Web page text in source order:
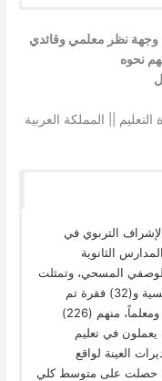
وجهة نظر معلمي وقائدي
نحوه
|| المملكة العربية
التربوي في
الثانوية
الوصفي المسحي، وتمثلت
الأداة في استبانة مكونة من (3) مجالات رئيسية و(32) فقرة تم
تطبيقها على عينة بلغت (282) قائد مدرسة ومعلماً، منهم (226)
يعملون في تعليم
العينة لواقع
حصلت على متوسط كلي